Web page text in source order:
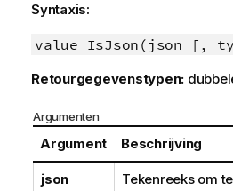
Syntaxis:
value IsJson(json [,
Retourgegevenstypen:
Argumenten
Argument Beschrijving
json
Tekenreeks om